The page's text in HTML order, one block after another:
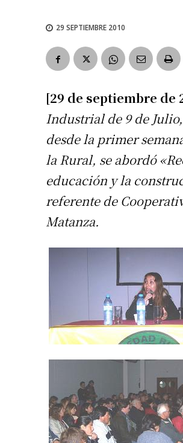
29 SEPTIEMBRE 2010
[29 de septiembre de
Industrial de 9 de
desde la primer
la Rural, se abordó
educación y la
referente de
Matanza.